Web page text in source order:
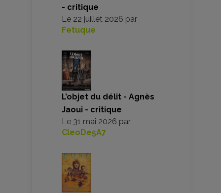
- critique
Le 22 juillet 2026 par
Fetuque
L’objet du délit - Agnès
Jaoui - critique
Le 31 mai 2026 par
CleoDe5A7